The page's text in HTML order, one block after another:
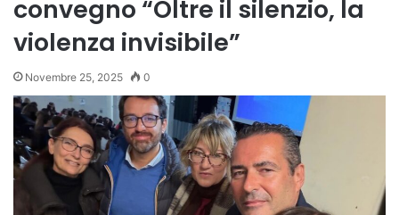
convegno “Oltre il silenzio, la
violenza invisibile”
Novembre 25, 2025 0